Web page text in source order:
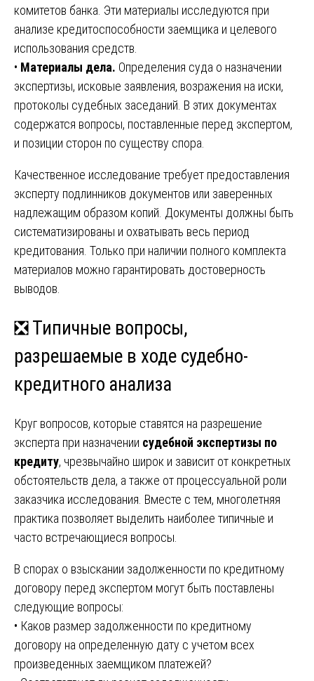
комитетов банка. Эти материалы исследуются при
анализе кредитоспособности заемщика и целевого
использования средств.
• Материалы дела. Определения суда о назначении
экспертизы, исковые заявления, возражения на иски,
протоколы судебных заседаний. В этих документах
содержатся вопросы, поставленные перед экспертом,
и позиции сторон по существу спора.
Качественное исследование требует предоставления
эксперту подлинников документов или заверенных
надлежащим образом копий. Документы должны быть
систематизированы и охватывать весь период
кредитования. Только при наличии полного комплекта
материалов можно гарантировать достоверность
выводов.
❎ Типичные вопросы,
разрешаемые в ходе судебно-
кредитного анализа
Круг вопросов, которые ставятся на разрешение
эксперта при назначении судебной экспертизы по
кредиту, чрезвычайно широк и зависит от конкретных
обстоятельств дела, а также от процессуальной роли
заказчика исследования. Вместе с тем, многолетняя
практика позволяет выделить наиболее типичные и
часто встречающиеся вопросы.
В спорах о взыскании задолженности по кредитному
договору перед экспертом могут быть поставлены
следующие вопросы:
• Каков размер задолженности по кредитному
договору на определенную дату с учетом всех
произведенных заемщиком платежей?